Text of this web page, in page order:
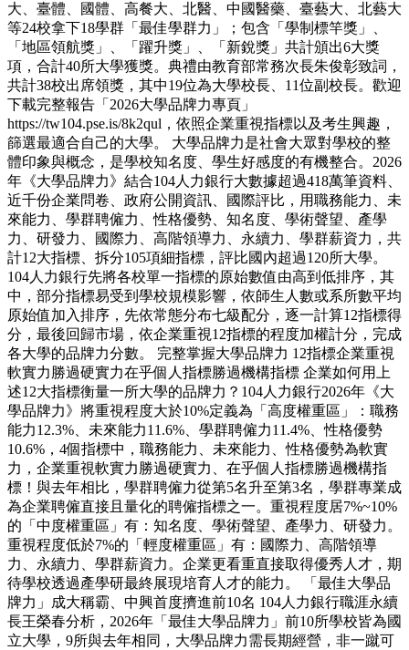
大、臺體、國體、高餐大、北醫、中國醫藥、臺藝大、北藝大
等24校拿下18學群「最佳學群力」；包含「學制標竿獎」、
「地區領航獎」、「躍升獎」、「新銳獎」共計頒出6大獎
項，合計40所大學獲獎。典禮由教育部常務次長朱俊彰致詞，
共計38校出席領獎，其中19位為大學校長、11位副校長。歡迎
下載完整報告「2026大學品牌力專頁」
https://tw104.pse.is/8k2qul，依照企業重視指標以及考生興趣，
篩選最適合自己的大學。 大學品牌力是社會大眾對學校的整
體印象與概念，是學校知名度、學生好感度的有機整合。2026
年《大學品牌力》結合104人力銀行大數據超過418萬筆資料、
近千份企業問卷、政府公開資訊、國際評比，用職務能力、未
來能力、學群聘僱力、性格優勢、知名度、學術聲望、產學
力、研發力、國際力、高階領導力、永續力、學群薪資力，共
計12大指標、拆分105項細指標，評比國內超過120所大學。
104人力銀行先將各校單一指標的原始數值由高到低排序，其
中，部分指標易受到學校規模影響，依師生人數或系所數平均
原始值加入排序，先依常態分布七級配分，逐一計算12指標得
分，最後回歸市場，依企業重視12指標的程度加權計分，完成
各大學的品牌力分數。 完整掌握大學品牌力 12指標企業重視
軟實力勝過硬實力在乎個人指標勝過機構指標 企業如何用上
述12大指標衡量一所大學的品牌力？104人力銀行2026年《大
學品牌力》將重視程度大於10%定義為「高度權重區」：職務
能力12.3%、未來能力11.6%、學群聘僱力11.4%、性格優勢
10.6%，4個指標中，職務能力、未來能力、性格優勢為軟實
力，企業重視軟實力勝過硬實力、在乎個人指標勝過機構指
標！與去年相比，學群聘僱力從第5名升至第3名，學群專業成
為企業聘僱直接且量化的聘僱指標之一。重視程度居7%~10%
的「中度權重區」有：知名度、學術聲望、產學力、研發力。
重視程度低於7%的「輕度權重區」有：國際力、高階領導
力、永續力、學群薪資力。企業更看重直接取得優秀人才，期
待學校透過產學研最終展現培育人才的能力。 「最佳大學品
牌力」成大稱霸、中興首度擠進前10名 104人力銀行職涯永續
長王榮春分析，2026年「最佳大學品牌力」前10所學校皆為國
立大學，9所與去年相同，大學品牌力需長期經營，非一蹴可